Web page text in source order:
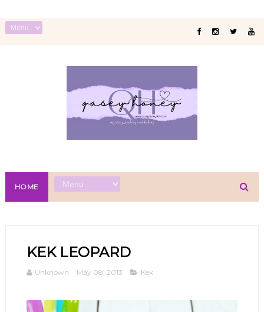
HOME
KEK LEOPARD
Unknown May 08, 2013 Kek